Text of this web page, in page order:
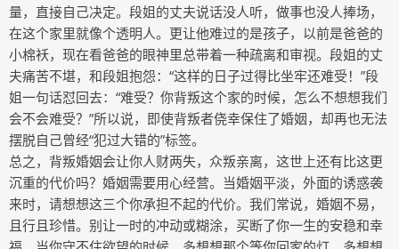
量，直接自己决定。段姐的丈夫说话没人听，做事也没人捧场，
在这个家里就像个透明人。更让他难过的是孩子，以前是爸爸的
小棉袄，现在看爸爸的眼神里总带着一种疏离和审视。段姐的丈
夫痛苦不堪，和段姐抱怨：“这样的日子过得比坐牢还难受！”段
姐一句话怼回去：“难受？你背叛这个家的时候，怎么不想想我们
会不会难受？”所以说，即使背叛者侥幸保住了婚姻，却再也无法
摆脱自己曾经“犯过大错的”标签。
总之，背叛婚姻会让你人财两失，众叛亲离，这世上还有比这更
沉重的代价吗？婚姻需要用心经营。当婚姻平淡，外面的诱惑袭
来时，请想想这三个你承担不起的代价。我们常说，婚姻不易，
且行且珍惜。别让一时的冲动或糊涂，买断了你一生的安稳和幸